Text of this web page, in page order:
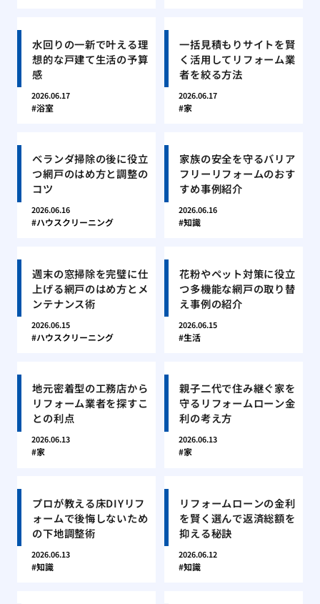
水回りの一新で叶える理
想的な戸建て生活の予算
感
2026.06.17
浴室
一括見積もりサイトを賢
く活用してリフォーム業
者を絞る方法
2026.06.17
家
ベランダ掃除の後に役立
つ網戸のはめ方と調整の
コツ
2026.06.16
ハウスクリーニング
家族の安全を守るバリア
フリーリフォームのおす
すめ事例紹介
2026.06.16
知識
週末の窓掃除を完璧に仕
上げる網戸のはめ方とメ
ンテナンス術
2026.06.15
ハウスクリーニング
花粉やペット対策に役立
つ多機能な網戸の取り替
え事例の紹介
2026.06.15
生活
地元密着型の工務店から
リフォーム業者を探すこ
との利点
2026.06.13
家
親子二代で住み継ぐ家を
守るリフォームローン金
利の考え方
2026.06.13
家
プロが教える床DIYリフ
ォームで後悔しないため
の下地調整術
2026.06.13
知識
リフォームローンの金利
を賢く選んで返済総額を
抑える秘訣
2026.06.12
知識